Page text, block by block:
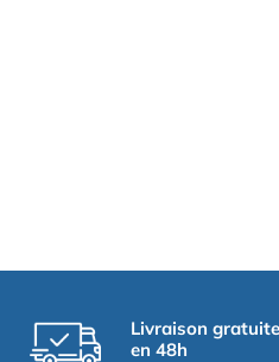
Livraison
en 48h